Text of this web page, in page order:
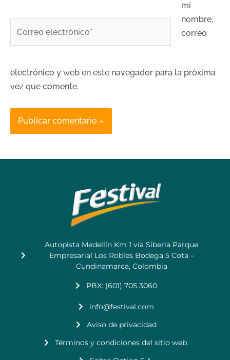
mi
nombre,
correo
electrónico y web en este navegador para la próxima
vez que comente.
Autopista Medellín Km 1 vía Siberia Parque
Empresarial Los Robles Bodega 5 Cota –
Cundinamarca, Colombia
PBX: (601) 705 3060
info@festival.com
Aviso de privacidad
Términos y condiciones del sitio web.